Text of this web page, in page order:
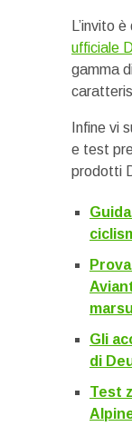
L’invito
ufficiale
gamma
Infine vi
e test
prodotti
Gli
di
Test